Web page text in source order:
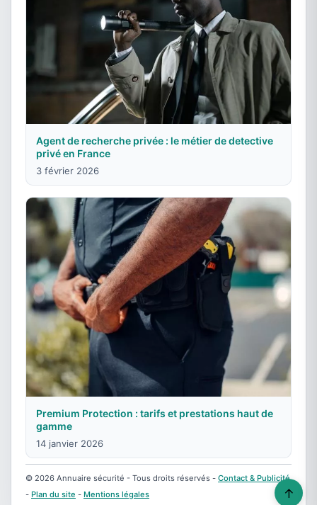
Agent de recherche privée : le métier de detective
privé en France
3 février 2026
Premium Protection : tarifs et prestations haut de
gamme
14 janvier 2026
© 2026 Annuaire sécurité - Tous droits réservés - Contact & Publicité
- Plan du site - Mentions légales ↑